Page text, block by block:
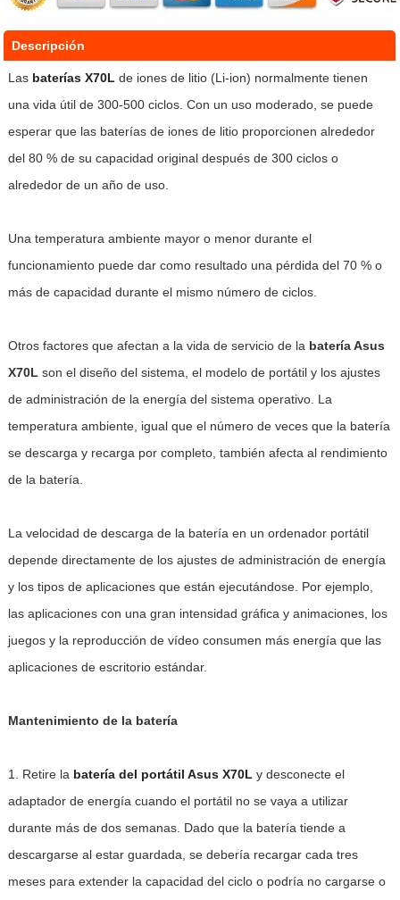
Descripción
Las baterías X70L de iones de litio (Li-ion) normalmente tienen
una vida útil de 300-500 ciclos. Con un uso moderado, se puede
esperar que las baterías de iones de litio proporcionen alrededor
del 80 % de su capacidad original después de 300 ciclos o
alrededor de un año de uso.
Una temperatura ambiente mayor o menor durante el
funcionamiento puede dar como resultado una pérdida del 70 % o
más de capacidad durante el mismo número de ciclos.
Otros factores que afectan a la vida de servicio de la batería Asus
X70L son el diseño del sistema, el modelo de portátil y los ajustes
de administración de la energía del sistema operativo. La
temperatura ambiente, igual que el número de veces que la batería
se descarga y recarga por completo, también afecta al rendimiento
de la batería.
La velocidad de descarga de la batería en un ordenador portátil
depende directamente de los ajustes de administración de energía
y los tipos de aplicaciones que están ejecutándose. Por ejemplo,
las aplicaciones con una gran intensidad gráfica y animaciones, los
juegos y la reproducción de vídeo consumen más energía que las
aplicaciones de escritorio estándar.
Mantenimiento de la batería
1. Retire la batería del portátil Asus X70L y desconecte el
adaptador de energía cuando el portátil no se vaya a utilizar
durante más de dos semanas. Dado que la batería tiende a
descargarse al estar guardada, se debería recargar cada tres
meses para extender la capacidad del ciclo o podría no cargarse o